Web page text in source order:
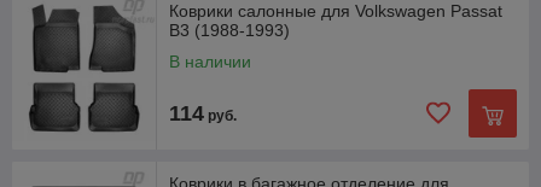
Коврики салонные для Volkswagen Passat
B3 (1988-1993)
В наличии
114 руб.